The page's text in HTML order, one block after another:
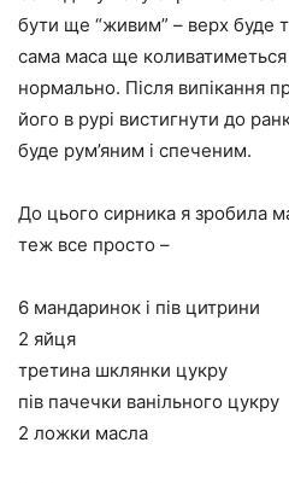
бути ще “живим” – верх буде
сама маса ще
нормально. Після випікання
його в рурі вистигнути до
буде рум’яним і спеченим.
До цього сирника я зробила
теж все просто –
6 мандаринок і пів цитрини
2 яйця
третина шклянки цукру
пів пачечки ванільного цукру
2 ложки масла